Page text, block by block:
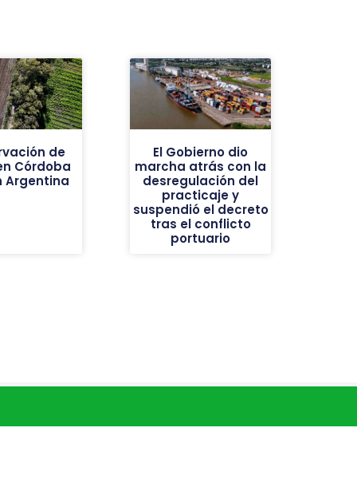
de
Córdoba
Argentina
El Gobierno dio
marcha atrás con la
desregulación del
practicaje y
suspendió el decreto
tras el conflicto
portuario